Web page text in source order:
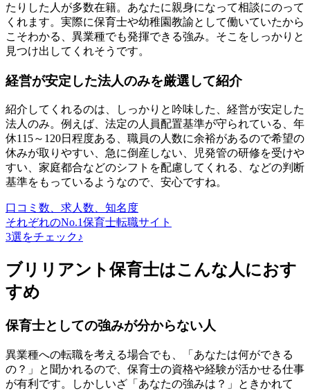
たりした人が多数在籍。あなたに親身になって相談にのって
くれます。実際に保育士や幼稚園教諭として働いていたから
こそわかる、異業種でも発揮できる強み。そこをしっかりと
見つけ出してくれそうです。
経営が安定した法人のみを厳選して紹介
紹介してくれるのは、しっかりと吟味した、経営が安定した
法人のみ。例えば、法定の人員配置基準が守られている、年
休115～120日程度ある、職員の人数に余裕があるので希望の
休みが取りやすい、急に倒産しない、児発管の研修を受けや
すい、家庭都合などのシフトを配慮してくれる、などの判断
基準をもっているようなので、安心ですね。
口コミ数、求人数、知名度
それぞれのNo.1保育士転職サイト
3選をチェック♪
ブリリアント保育士はこんな人におす
すめ
保育士としての強みが分からない人
異業種への転職を考える場合でも、「あなたは何ができる
の？」と聞かれるので、保育士の資格や経験が活かせる仕事
が有利です。しかしいざ「あなたの強みは？」ときかれて